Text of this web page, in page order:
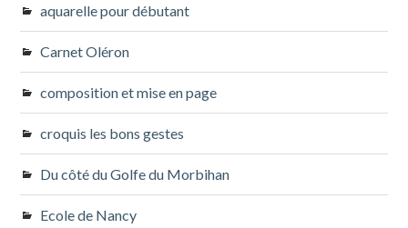
aquarelle pour débutant
Carnet Oléron
composition et mise en page
croquis les bons gestes
Du côté du Golfe du Morbihan
Ecole de Nancy